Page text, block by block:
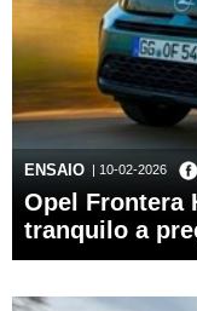
ENSAIO | 10-02-2026
Opel Frontera
tranquilo a